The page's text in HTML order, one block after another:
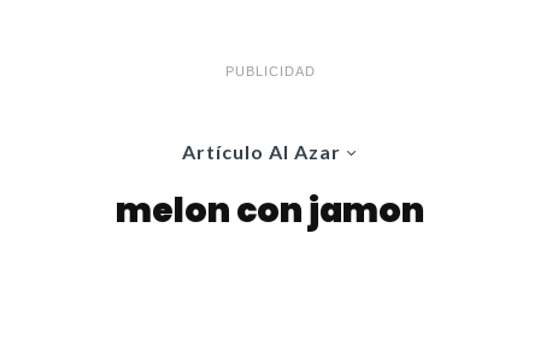
PUBLICIDAD
Artículo Al Azar
melon con jamon